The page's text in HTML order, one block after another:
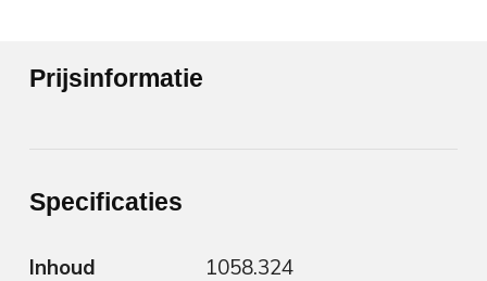
Prijsinformatie
Specificaties
Inhoud 1058.324